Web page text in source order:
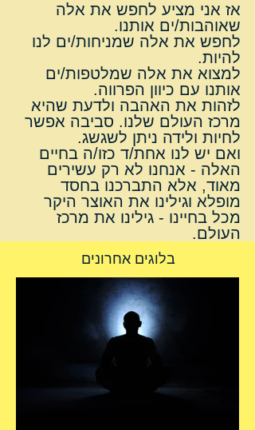
אז אני מציע לחפש את אלה
שאוהבות/ים אותנו.
לחפש את אלה שמניחות/ים לנו
להיות.
למצוא את אלה שמלטפות/ים
אותנו עם כיוון הפרווה.
לזהות את האהבה ולדעת שהיא
מרכז העולם שלנו. סביבה אפשר
לחיות ולידה ניתן לשגשג.
ואם יש לנו אחת/ד כזו/ה בחיים
האלה - אנחנו לא רק עשירים
מאוד, אלא התברכנו בחסד
מופלא וגילינו את האוצר היקר
מכל בחיינו - גילינו את מרכז
העולם.
בלוגים אחרונים